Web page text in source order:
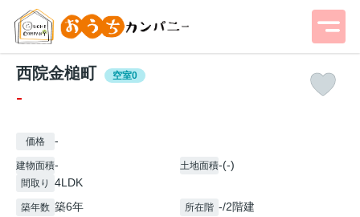
西院金槌町 空室0
-
価格 -
建物面積- 土地面積-(-)
間取り 4LDK
築年数 築6年 所在階 -/2階建